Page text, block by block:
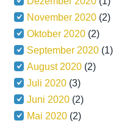
November 2020 (2)
Oktober 2020 (2)
September 2020 (1)
August 2020 (2)
Juli 2020 (3)
Juni 2020 (2)
Mai 2020 (2)